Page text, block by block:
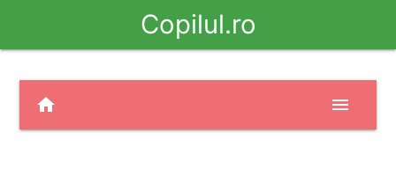
Copilul.ro
home menu